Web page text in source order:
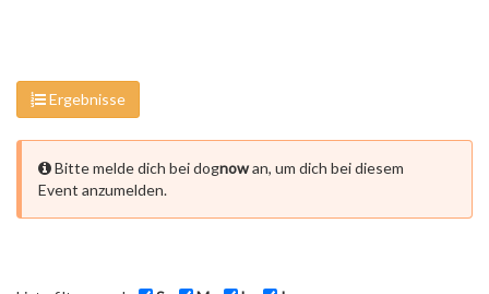
Ergebnisse
Bitte melde dich bei dognowan, um dich bei diesem
Event anzumelden.